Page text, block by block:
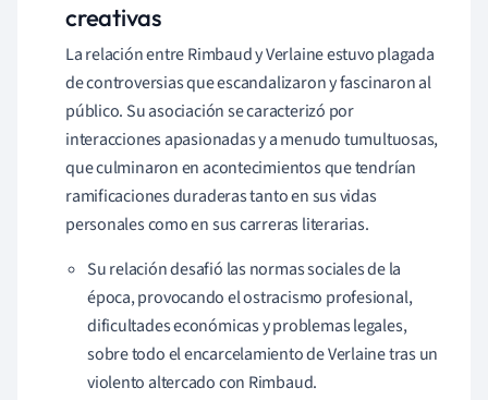
creativas
La relación entre Rimbaud y Verlaine estuvo plagada
de controversias que escandalizaron y fascinaron al
público. Su asociación se caracterizó por
interacciones apasionadas y a menudo tumultuosas,
que culminaron en acontecimientos que tendrían
ramificaciones duraderas tanto en sus vidas
personales como en sus carreras literarias.
Su relación desafió las normas sociales de la
época, provocando el ostracismo profesional,
dificultades económicas y problemas legales,
sobre todo el encarcelamiento de Verlaine tras un
violento altercado con Rimbaud.